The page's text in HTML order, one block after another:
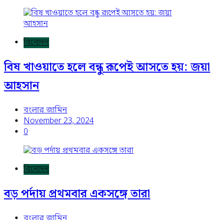
বিনোদন
বিষ খাওয়াতে হলে বন্ধু রূপেই আসতে হয়: জয়া
আহসান
বংলার জামিন
November 23, 2024
0
বিনোদন
বড় পর্দায় প্রথমবার একসঙ্গে তারা